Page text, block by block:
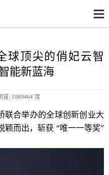
球顶尖的俏妃云智
能新蓝海
览: 1069464 次
联合举办的全球创新创业大
颖而出，斩获 “唯一一等奖”